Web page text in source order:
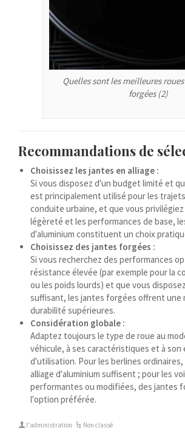
Quelles sont les meilleures
forgées (2)
Recommandations de
Choisissez les jantes en alliage :
Si vous disposez d'un budget limité et
est principalement utilisé pour les
conduite urbaine, et que vous privilégiez
légèreté et les performances de base,
d'aluminium constituent un choix
Choisissez des jantes forgées :
Si vous recherchez des performances
résistance élevée (par exemple pour la
ou les poids lourds) et que vous
suffisant, les jantes forgées offrent une
durabilité supérieures.
Considération globale :
Adaptez toujours le type de roue au
véhicule, à ses caractéristiques et à
d'utilisation. Pour les berlines
alliage d'aluminium suffisent ; pour les
performantes ou modifiées, des jantes
l'option préférée.
l'administration Non classé
Afrikaans